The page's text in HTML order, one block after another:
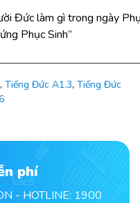
Đức làm gì trong ngày
Phục Sinh”
, Tiếng Đức A1.3, Tiếng Đức
phí
- HOTLINE: 1900